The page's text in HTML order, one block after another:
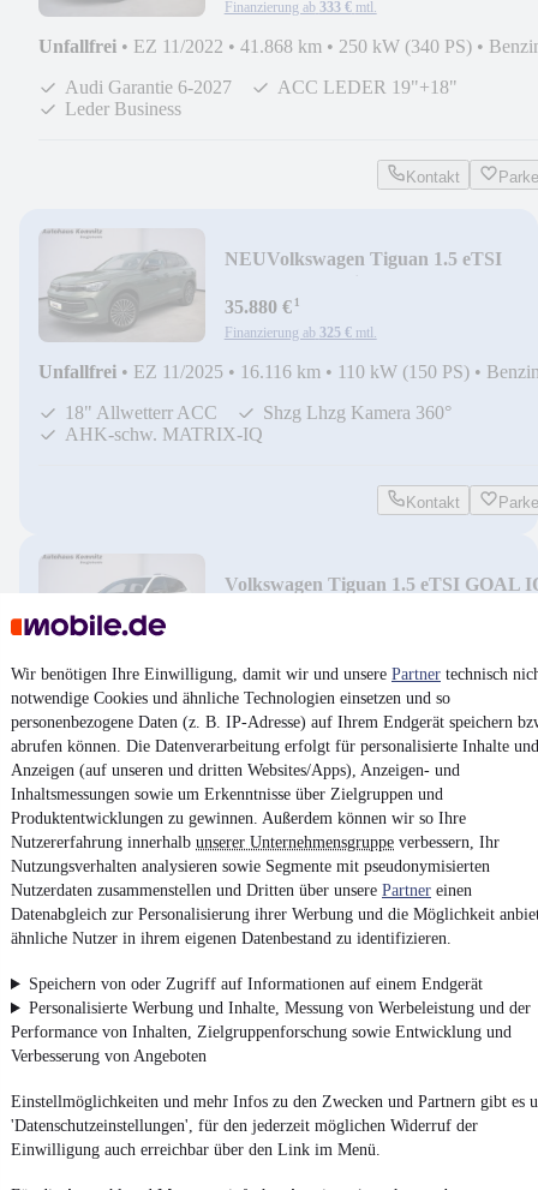
Wir benötigen Ihre Einwilligung, damit wir und unsere Partner technisch
notwendige Cookies und ähnliche Technologien einsetzen und so
personenbezogene Daten (z. B. IP-Adresse) auf Ihrem Endgerät speichern
abrufen können. Die Datenverarbeitung erfolgt für personalisierte Inhalte und
Anzeigen (auf unseren und dritten Websites/Apps), Anzeigen- und
Inhaltsmessungen sowie um Erkenntnisse über Zielgruppen und
Produktentwicklungen zu gewinnen. Außerdem können wir so Ihre
Nutzererfahrung innerhalb unserer Unternehmensgruppe verbessern, Ihr
Nutzungsverhalten analysieren sowie Segmente mit pseudonymisierten
Nutzerdaten zusammenstellen und Dritten über unsere Partner einen
Datenabgleich zur Personalisierung ihrer Werbung und die Möglichkeit
ähnliche Nutzer in ihrem eigenen Datenbestand zu identifizieren.
Speichern von oder Zugriff auf Informationen auf einem Endgerät
Personalisierte Werbung und Inhalte, Messung von Werbeleistung und der
Performance von Inhalten, Zielgruppenforschung sowie Entwicklung und
Verbesserung von Angeboten
Einstellmöglichkeiten und mehr Infos zu den Zwecken und Partnern gibt es
'Datenschutzeinstellungen', für den jederzeit möglichen Widerruf der
Einwilligung auch erreichbar über den Link im Menü.
Finanzierung ab 333 € mtl.
Unfallfrei • EZ 11/2022 • 41.868 km • 250 kW (340 PS) •
Audi Garantie 6-2027
ACC LEDER 19"+18"
Leder Business
Kontakt
NEUVolkswagen Tiguan 1.5 eTSI
35.880 €¹
Finanzierung ab 325 € mtl.
Unfallfrei • EZ 11/2025 • 16.116 km • 110 kW (150 PS) •
18" Allwetterr ACC
Shzg Lhzg Kamera 360°
AHK-schw. MATRIX-IQ
Kontakt
Volkswagen Tiguan 1.5 eTSI GOAL
Unfallfrei•EZ 06/2025• 9.717 km•110 kW (150 PS)
18" Allwetterr ACC
Shzg Lhzg Kamera 360°
AHK-schw. MATRIX-IQ
Kontakt
Zurück
1
2
¹MwSt. ausweisbar